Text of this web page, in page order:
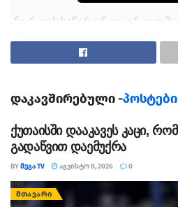
„ნორიოს საწვრთნელ არეალში,
მიმდინარეობის დროს ორი
დაშავდა, გადაბრუნდა
დაზღვევის მიზნით უტარდებათ
ამერიკელი სამხედროები
ღუდუშაურის კლინიკაში
“ინტერპრესნიუსს” ღუდუშაურის
პირველადი კვლევების
დაკავშირებული -პოსტები
ქუთაისში დააკავეს კაცი,
გადაწვით დაემუქრა
BYᲛᲔᲒᲐ TV ᲐᲒᲕᲘᲡᲢᲝ 8, 2026 0
ᲛᲗᲐᲕᲐᲠᲘ